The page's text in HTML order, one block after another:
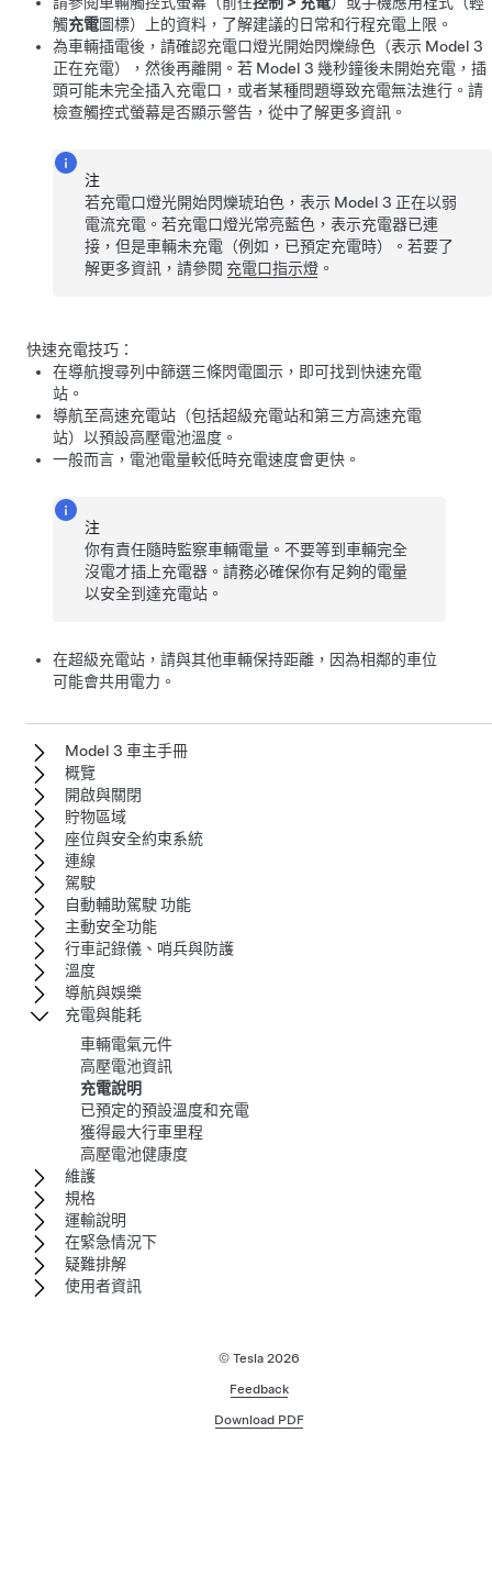
觸充電圖標）上的資料，了解建議的日常和行程充電上限。
為車輛插電後，請確認充電口燈光開始閃爍綠色（表示 Model 3
正在充電），然後再離開。若 Model 3 幾秒鐘後未開始充電，插
頭可能未完全插入充電口，或者某種問題導致充電無法進行。請
檢查觸控式螢幕是否顯示警告，從中了解更多資訊。
注
若充電口燈光開始閃爍琥珀色，表示 Model 3 正在以弱
電流充電。若充電口燈光常亮藍色，表示充電器已連
接，但是車輛未充電（例如，已預定充電時）。若要了
解更多資訊，請參閱 充電口指示燈 。
快速充電技巧：
在導航搜尋列中篩選三條閃電圖示，即可找到快速充電
站。
導航至高速充電站（包括超級充電站和第三方高速充電
站）以預設高壓電池溫度。
一般而言，電池電量較低時充電速度會更快。
注
你有責任隨時監察車輛電量。不要等到車輛完全
沒電才插上充電器。請務必確保你有足夠的電量
以安全到達充電站。
在超級充電站，請與其他車輛保持距離，因為相鄰的車位
可能會共用電力。
Model 3 車主手冊
概覽
開啟與關閉
貯物區域
座位與安全約束系統
連線
駕駛
自動輔助駕駛 功能
主動安全功能
行車記錄儀、哨兵與防護
溫度
導航與娛樂
充電與能耗
車輛電氣元件
高壓電池資訊
充電說明
已預定的預設溫度和充電
獲得最大行車里程
高壓電池健康度
維護
規格
運輸說明
在緊急情況下
疑難排解
使用者資訊
© Tesla 2026
Feedback
Download PDF